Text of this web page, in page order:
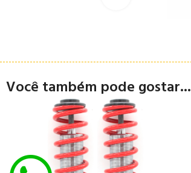
Você também pode gostar...